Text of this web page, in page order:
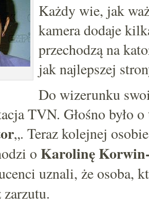
Każdy wie, jak
kamera dodaje
przechodzą na
jak najlepszej
Do wizerunku
TVN. Głośno było
„. Teraz kolejnej
o Karolinę
uznali, że osoba,